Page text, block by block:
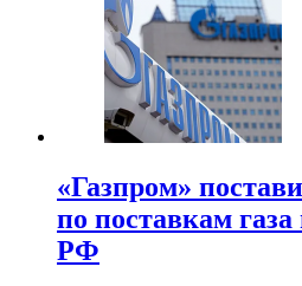
«Газпром»
по поставкам
РФ